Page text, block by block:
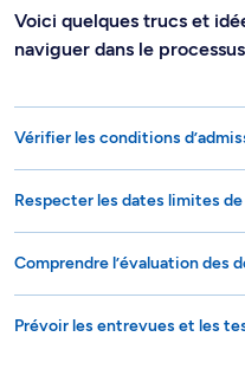
Voici quelques trucs et
naviguer dans le processus
Vérifier les conditions
Respecter les dates limites
Comprendre l’évaluation des
Prévoir les entrevues et les